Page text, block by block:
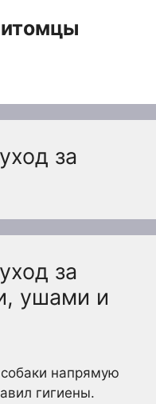
за
за
ушами и
напрямую
гигиены.